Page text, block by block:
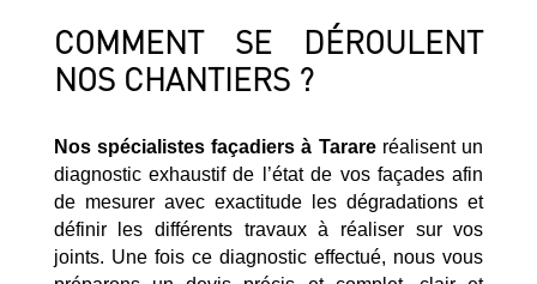
COMMENT SE DÉROULENT
NOS CHANTIERS ?
Nos spécialistes façadiers à Tarareréalisent un
diagnostic exhaustif de l’état de vos façades afin
de mesurer avec exactitude les dégradations et
définir les différents travaux à réaliser sur vos
joints. Une fois ce diagnostic effectué, nous vous